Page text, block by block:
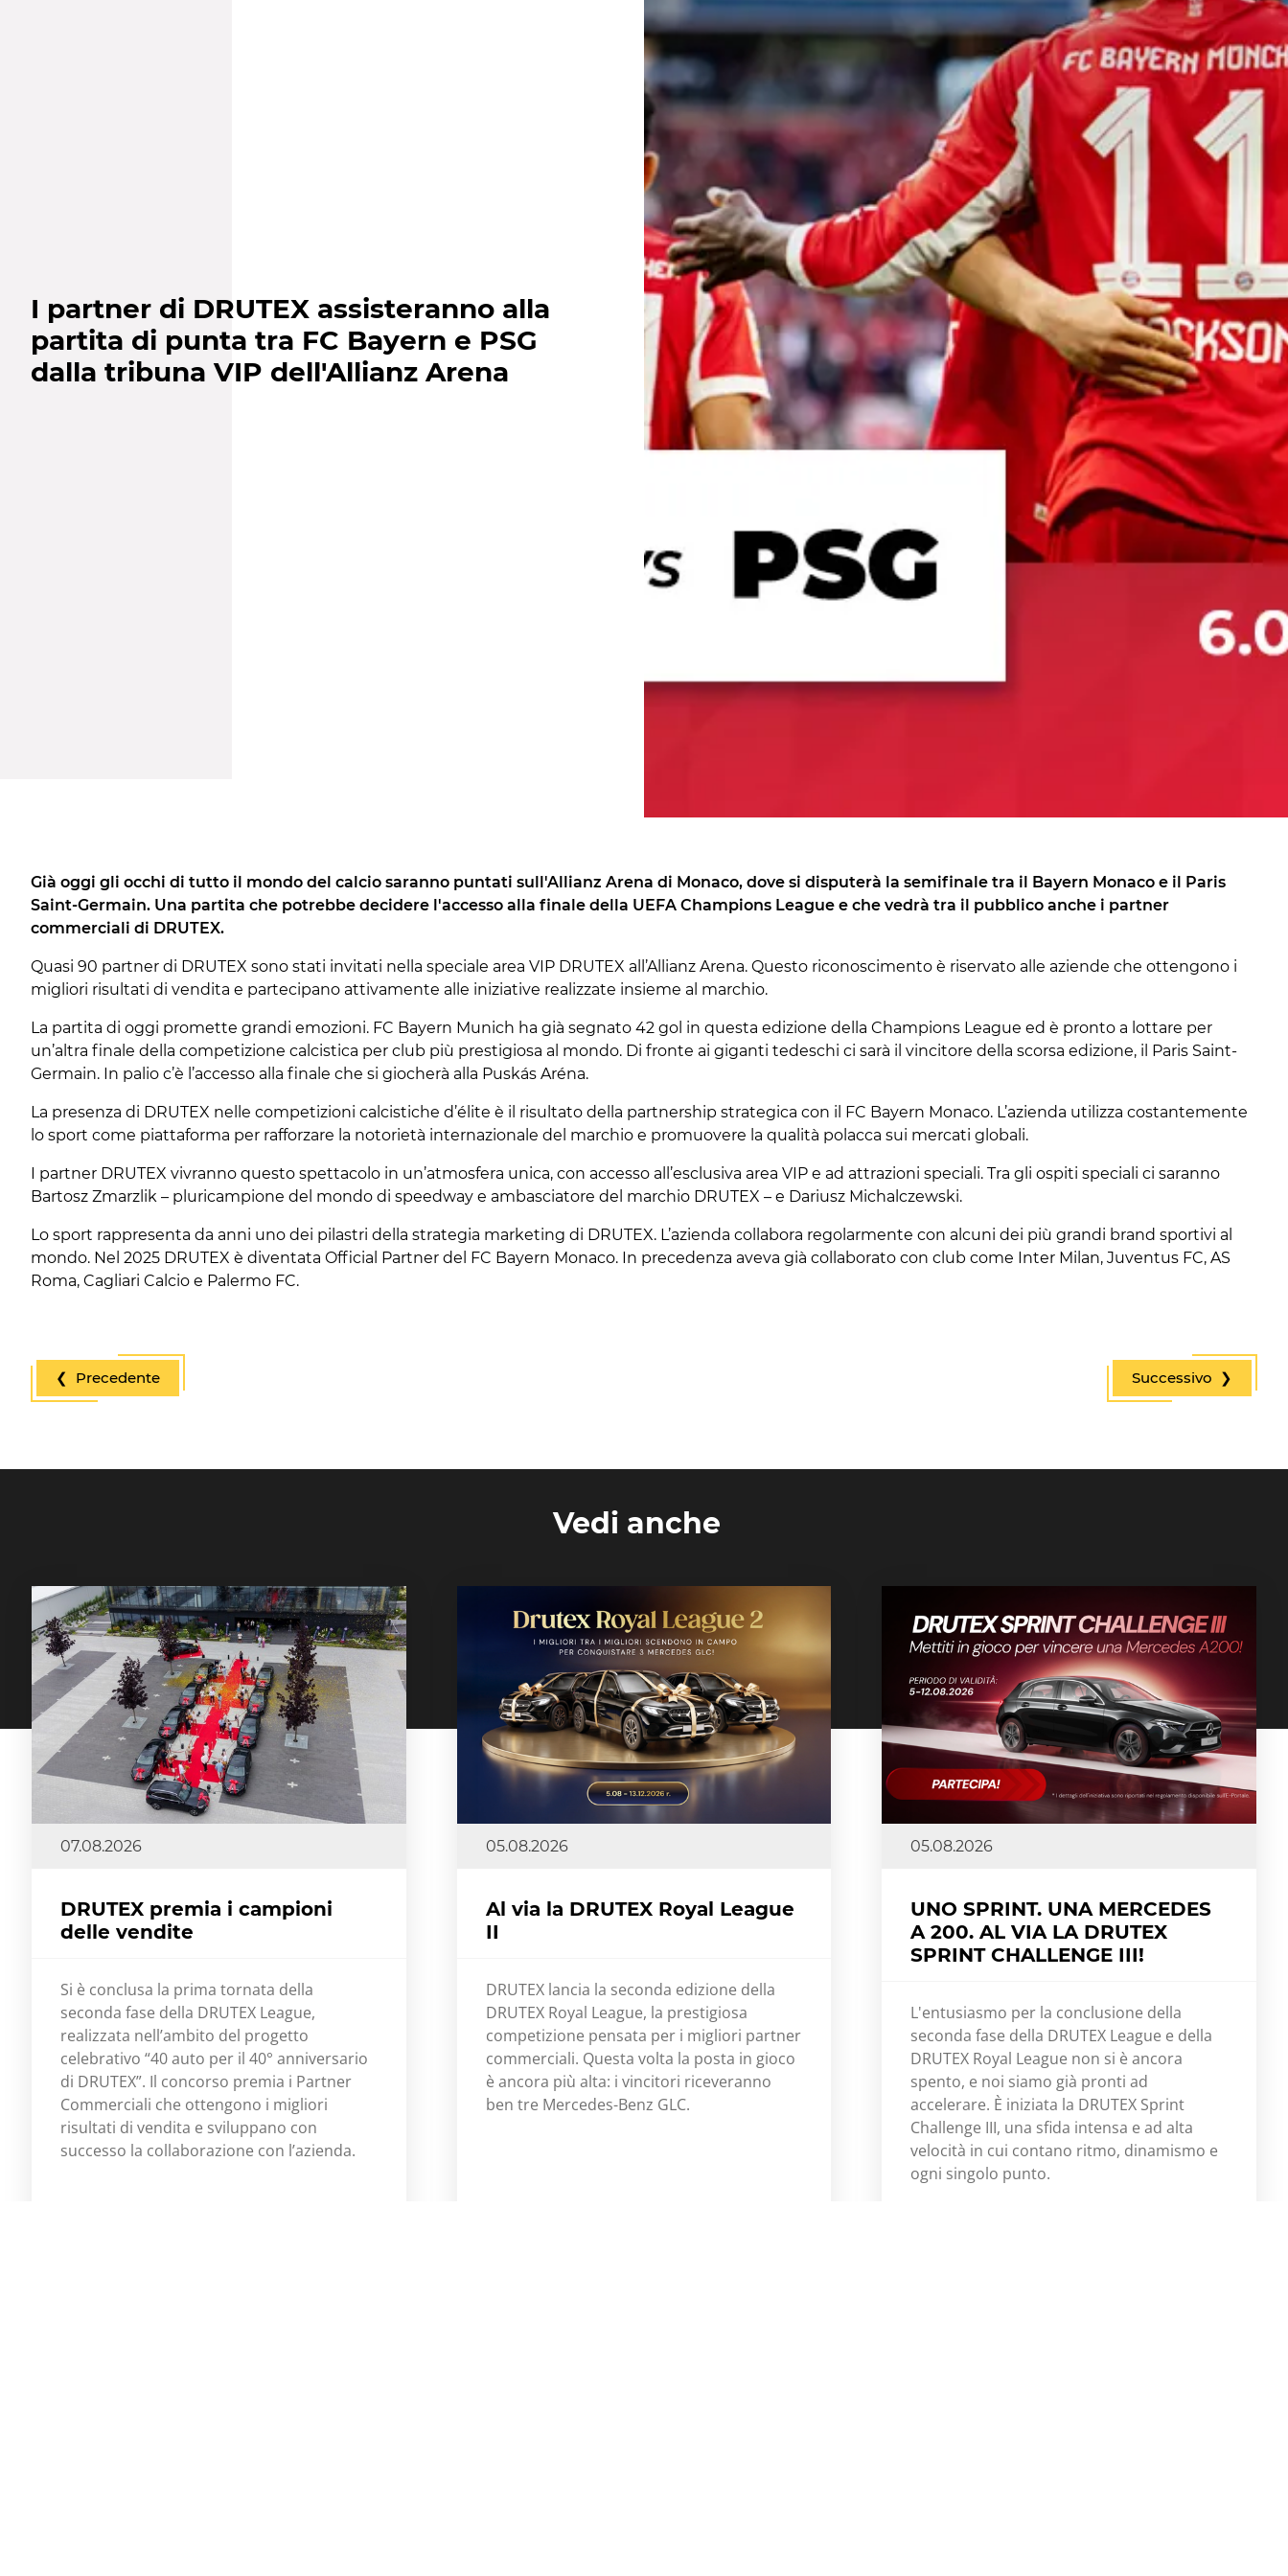
I partner di DRUTEX assisteranno alla
partita di punta tra FC Bayern e PSG
dalla tribuna VIP dell'Allianz Arena
Già oggi gli occhi di tutto il mondo del calcio saranno puntati sull'Allianz Arena di Monaco, dove si disputerà la semifinale tra il Bayern Monaco e il Paris
Saint-Germain. Una partita che potrebbe decidere l'accesso alla finale della UEFA Champions League e che vedrà tra il pubblico anche i partner
commerciali di DRUTEX.
Quasi 90 partner di DRUTEX sono stati invitati nella speciale area VIP DRUTEX all’Allianz Arena. Questo riconoscimento è riservato alle aziende che ottengono i
migliori risultati di vendita e partecipano attivamente alle iniziative realizzate insieme al marchio.
La partita di oggi promette grandi emozioni. FC Bayern Munich ha già segnato 42 gol in questa edizione della Champions League ed è pronto a lottare per
un’altra finale della competizione calcistica per club più prestigiosa al mondo. Di fronte ai giganti tedeschi ci sarà il vincitore della scorsa edizione, il Paris Saint-
Germain. In palio c’è l’accesso alla finale che si giocherà alla Puskás Aréna.
La presenza di DRUTEX nelle competizioni calcistiche d’élite è il risultato della partnership strategica con il FC Bayern Monaco. L’azienda utilizza costantemente
lo sport come piattaforma per rafforzare la notorietà internazionale del marchio e promuovere la qualità polacca sui mercati globali.
I partner DRUTEX vivranno questo spettacolo in un’atmosfera unica, con accesso all’esclusiva area VIP e ad attrazioni speciali. Tra gli ospiti speciali ci saranno
Bartosz Zmarzlik – pluricampione del mondo di speedway e ambasciatore del marchio DRUTEX – e Dariusz Michalczewski.
Lo sport rappresenta da anni uno dei pilastri della strategia marketing di DRUTEX. L’azienda collabora regolarmente con alcuni dei più grandi brand sportivi al
mondo. Nel 2025 DRUTEX è diventata Official Partner del FC Bayern Monaco. In precedenza aveva già collaborato con club come Inter Milan, Juventus FC, AS
Roma, Cagliari Calcio e Palermo FC.
❮ Precedente Successivo ❯
Vedi anche
07.08.2026
DRUTEX premia i campioni
delle vendite
Si è conclusa la prima tornata della
seconda fase della DRUTEX League,
realizzata nell’ambito del progetto
celebrativo “40 auto per il 40° anniversario
di DRUTEX”. Il concorso premia i Partner
Commerciali che ottengono i migliori
risultati di vendita e sviluppano con
successo la collaborazione con l’azienda.
05.08.2026
Al via la DRUTEX Royal League
II
DRUTEX lancia la seconda edizione della
DRUTEX Royal League, la prestigiosa
competizione pensata per i migliori partner
commerciali. Questa volta la posta in gioco
è ancora più alta: i vincitori riceveranno
ben tre Mercedes-Benz GLC.
05.08.2026
UNO SPRINT. UNA MERCEDES
A 200. AL VIA LA DRUTEX
SPRINT CHALLENGE III!
L'entusiasmo per la conclusione della
seconda fase della DRUTEX League e della
DRUTEX Royal League non si è ancora
spento, e noi siamo già pronti ad
accelerare. È iniziata la DRUTEX Sprint
Challenge III, una sfida intensa e ad alta
velocità in cui contano ritmo, dinamismo e
ogni singolo punto.